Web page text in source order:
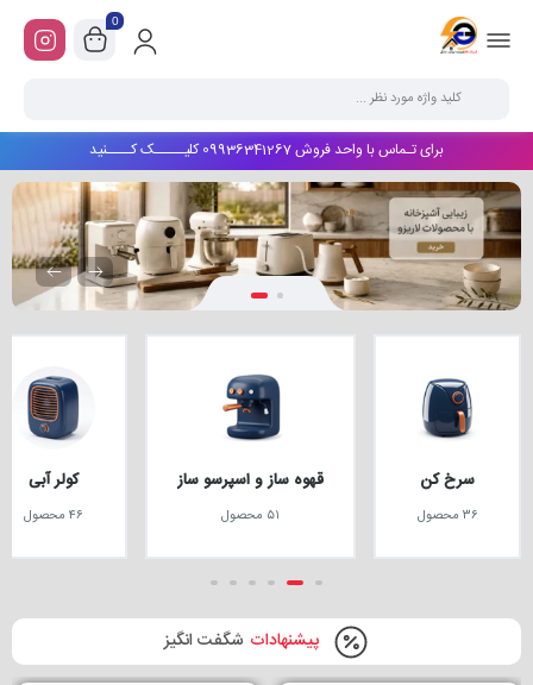
0
برای تـماس با واحد فروش 09936341267 کلیـــــک کــــنید
سرخ کن
۳۶ محصول
قهوه ساز و اسپرسو ساز
۵۱ محصول
کولر آبی
۴۶ محصول
پیشنهادات شگفت انگیز